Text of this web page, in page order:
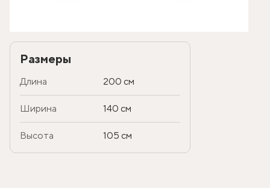
Размеры
Длина 200 см
Ширина 140 см
Высота 105 см